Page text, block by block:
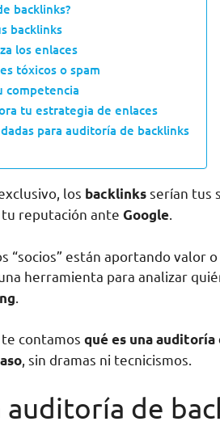
backlinks?
backlinks
los enlaces
tóxicos o spam
competencia
tu estrategia de enlaces
para auditoría de backlinks
los backlinksserían tus
reputación ante Google
“socios” están aportando valor
una herramienta para analizar
te contamos qué es una
, sin dramas ni tecnicismos.
auditoría de